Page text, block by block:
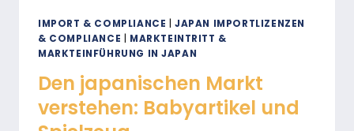
IM
JAHR
2025
IMPORT & COMPLIANCE |JAPAN IMPORTLIZENZEN
& COMPLIANCE
MARKTEINTRITT &
MARKTEINFÜHRUNG IN JAPAN
Den japanischen Markt
verstehen: Babyartikel und